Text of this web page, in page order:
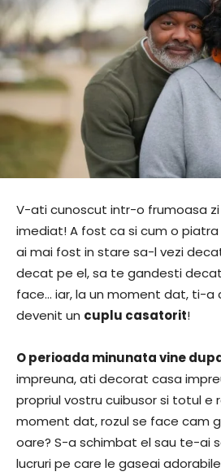
V-ati cunoscut intr-o frumoasa
imediat! A fost ca si cum o
ai mai fost in stare sa-l vezi
decat pe el, sa te gandesti
face… iar, la un moment dat, ti-a
devenit un cuplu casatorit!
O perioada minunata vine
impreuna, ati decorat casa
propriul vostru cuibusor si totul e
moment dat, rozul se face cam
oare? S-a schimbat el sau te-ai
lucruri pe care le gaseai